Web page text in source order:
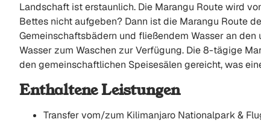
Landschaft ist erstaunlich. Die Marangu Route wird
Bettes nicht aufgeben? Dann ist die Marangu Route
Gemeinschaftsbädern und fließendem Wasser an
Wasser zum Waschen zur Verfügung. Die 8-tägige
den gemeinschaftlichen Speisesälen gereicht, was
Enthaltene Leistungen
Transfer vom/zum Kilimanjaro Nationalpark &